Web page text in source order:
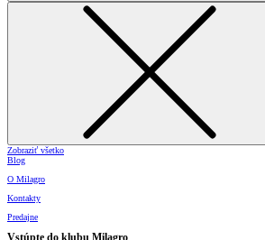
Zobraziť všetko
Blog
O Milagro
Kontakty
Predajne